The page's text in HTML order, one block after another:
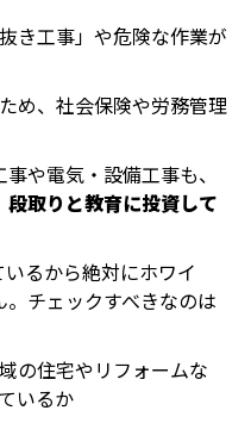
き工事」や危険な作業が
め、社会保険や労務管理
や電気・設備工事も、
取りと教育に投資して
るから絶対にホワイ
チェックすべきなのは
の住宅やリフォームな
いるか